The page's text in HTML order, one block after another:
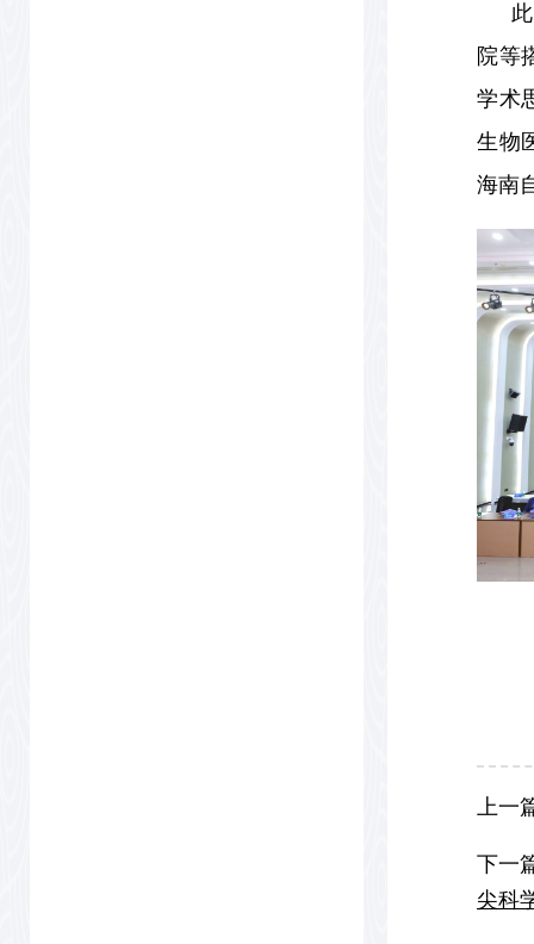
院等
学术
生物
海南
上一
下一
尖科